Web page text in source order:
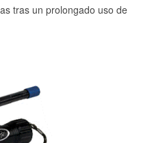
tras un prolongado uso de